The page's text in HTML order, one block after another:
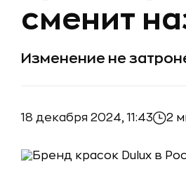
сменит
Изменение не
18 декабря 2024, 11:43 2